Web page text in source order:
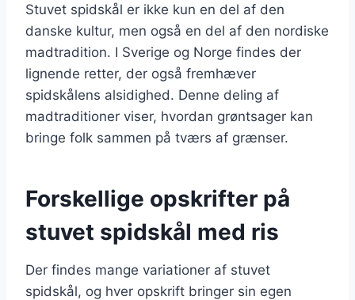
Stuvet spidskål er ikke kun en del af den
danske kultur, men også en del af den nordiske
madtradition. I Sverige og Norge findes der
lignende retter, der også fremhæver
spidskålens alsidighed. Denne deling af
madtraditioner viser, hvordan grøntsager kan
bringe folk sammen på tværs af grænser.
Forskellige opskrifter på
stuvet spidskål med ris
Der findes mange variationer af stuvet
spidskål, og hver opskrift bringer sin egen